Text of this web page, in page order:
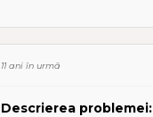
11 ani în urmă
Descrierea problemei: